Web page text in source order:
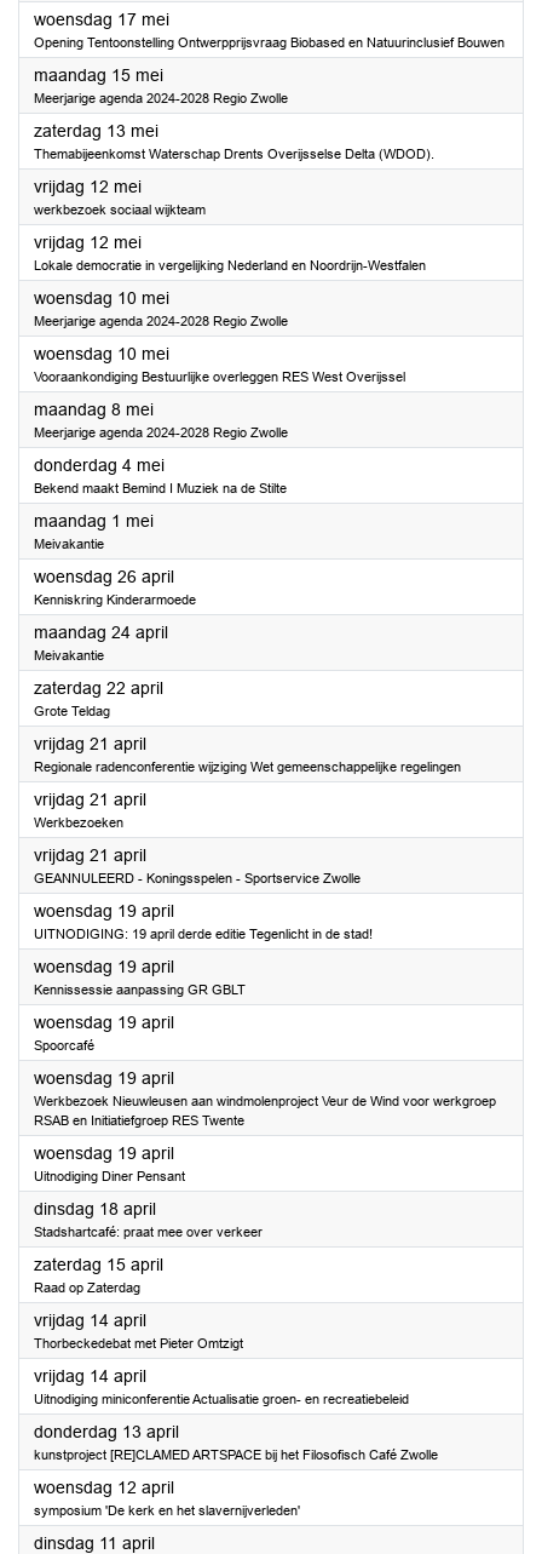
woensdag 17 mei2023
Opening Tentoonstelling Ontwerpprijsvraag Biobased en Natuurinclusief Bouwen
maandag 15 mei2023
Meerjarige agenda 2024-2028 Regio Zwolle
zaterdag 13 mei2023
Themabijeenkomst Waterschap Drents Overijsselse Delta (WDOD).
vrijdag 12 mei2023
werkbezoek sociaal wijkteam
vrijdag 12 mei2023
Lokale democratie in vergelijking Nederland en Noordrijn-Westfalen
woensdag 10 mei2023
Meerjarige agenda 2024-2028 Regio Zwolle
woensdag 10 mei2023
Vooraankondiging Bestuurlijke overleggen RES West Overijssel
maandag 8 mei2023
Meerjarige agenda 2024-2028 Regio Zwolle
donderdag 4 mei2023
Bekend maakt Bemind I Muziek na de Stilte
maandag 1 mei2023
Meivakantie
woensdag 26 april2023
Kenniskring Kinderarmoede
maandag 24 april2023
Meivakantie
zaterdag 22 april2023
Grote Teldag
vrijdag 21 april2023
Regionale radenconferentie wijziging Wet gemeenschappelijke regelingen
vrijdag 21 april2023
Werkbezoeken
vrijdag 21 april2023
GEANNULEERD - Koningsspelen - Sportservice Zwolle
woensdag 19 april2023
UITNODIGING: 19 april derde editie Tegenlicht in de stad!
woensdag 19 april2023
Kennissessie aanpassing GR GBLT
woensdag 19 april2023
Spoorcafé
woensdag 19 april2023
Werkbezoek Nieuwleusen aan windmolenproject Veur de Wind voor werkgroep
RSAB en Initiatiefgroep RES Twente
woensdag 19 april2023
Uitnodiging Diner Pensant
dinsdag 18 april2023
Stadshartcafé: praat mee over verkeer
zaterdag 15 april2023
Raad op Zaterdag
vrijdag 14 april2023
Thorbeckedebat met Pieter Omtzigt
vrijdag 14 april2023
Uitnodiging miniconferentie Actualisatie groen- en recreatiebeleid
donderdag 13 april2023
kunstproject [RE]CLAMED ARTSPACE bij het Filosofisch Café Zwolle
woensdag 12 april2023
symposium 'De kerk en het slavernijverleden'
dinsdag 11 april2023